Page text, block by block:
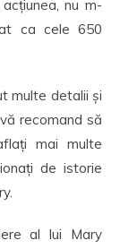
nu m-
ca cele 650
multe detalii și
recomand să
mai multe
de istorie
al lui Mary